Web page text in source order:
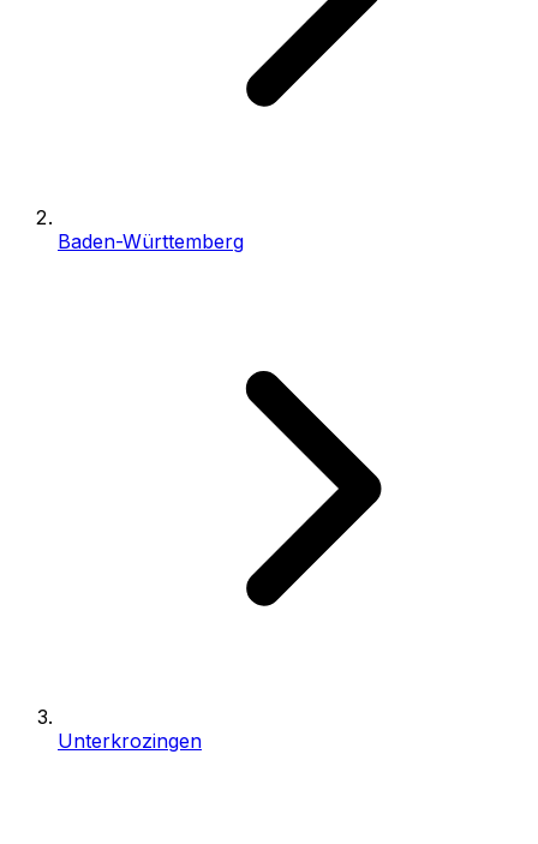
Baden-Württemberg
Unterkrozingen